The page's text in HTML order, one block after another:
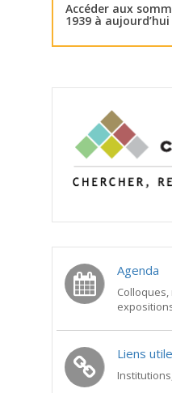
Accéder aux
1939 à aujourd’hui
Agenda
Liens